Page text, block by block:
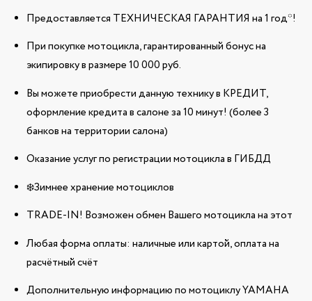
Предоставляется ТЕХНИЧЕСКАЯ ГАРАНТИЯ на 1 год*!
При покупке мотоцикла, гарантированный бонус на
экипировку в размере 10 000 руб.
Вы можете приобрести данную технику в КРЕДИТ,
оформление кредита в салоне за 10 минут! (более 3
банков на территории салона)
Оказание услуг по регистрации мотоцикла в ГИБДД
❄️Зимнее хранение мотоциклов
TRADE-IN! Возможен обмен Вашего мотоцикла на этот
Любая форма оплаты: наличные или картой, оплата на
расчётный счёт
Дополнительную информацию по мотоциклу YAMAHA